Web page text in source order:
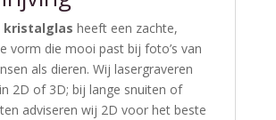
kristalglas heeft een zachte,
vorm die mooi past bij foto’s van
als dieren. Wij laser­graveren
2D of 3D; bij lange snuiten of
adviseren wij 2D voor het beste